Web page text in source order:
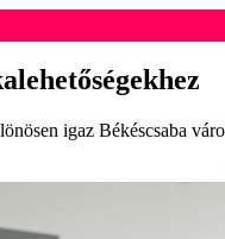
igaz Békéscsaba